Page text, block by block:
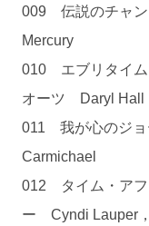
009 伝説のチャ
Mercury
010 エブリタイム
オーツ Daryl
011 我が心のジ
Carmichael
012 タイム・ア
ー Cyndi Lauper